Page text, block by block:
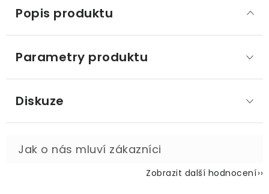
Popis produktu
Parametry produktu
Diskuze
Zobrazit další hodnocení